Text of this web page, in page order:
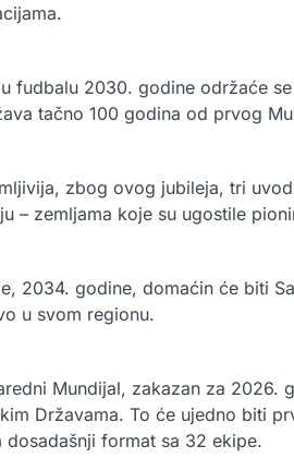
fudbalu 2030. godine održaće
tačno 100 godina od prvog
zbog ovog jubileja, tri
– zemljama koje su ugostile
2034. godine, domaćin će biti
u svom regionu.
Mundijal, zakazan za 2026.
Državama. To će ujedno biti
dosadašnji format sa 32 ekipe.